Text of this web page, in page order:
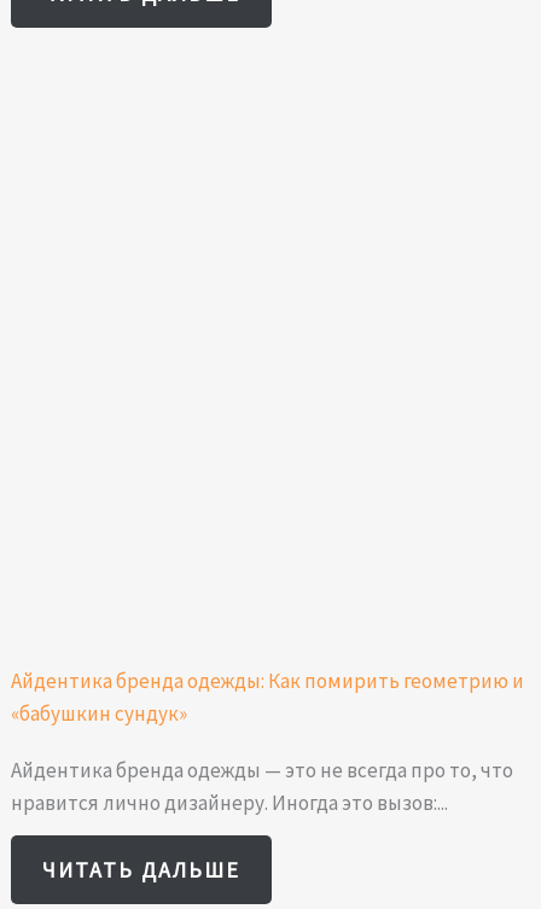
Айдентика бренда одежды: Как помирить геометрию и
«бабушкин сундук»
Айдентика бренда одежды — это не всегда про то, что
нравится лично дизайнеру. Иногда это вызов:...
ЧИТАТЬ ДАЛЬШЕ